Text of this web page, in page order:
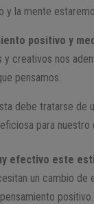
y la mente
positivo y
y creativos nos
pensamos.
debe tratarse de
para
efectivo este
un cambio de
positivo.